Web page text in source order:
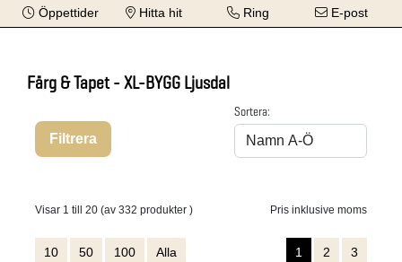
Öppettider Hitta hit Ring E-post
Färg & Tapet - XL-BYGG Ljusdal
Filtrera
Sortera:
Visar 1 till 20 (av 332 produkter ) Pris inklusive moms
10 50 100 Alla 1 2 3